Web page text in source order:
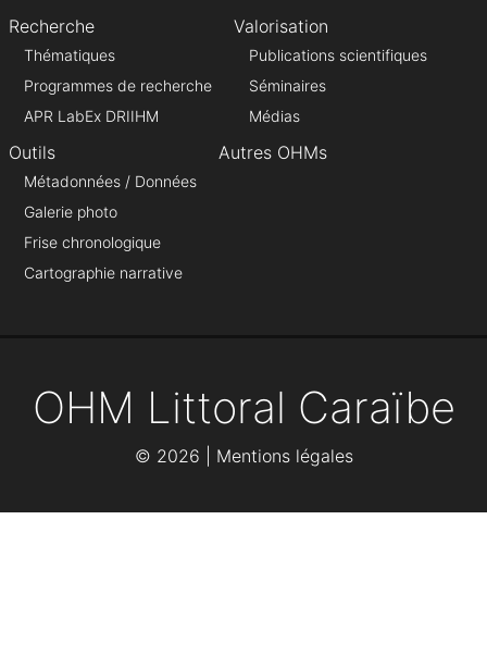
Recherche
Thématiques
Programmes de recherche
APR LabEx DRIIHM
Valorisation
Publications scientifiques
Séminaires
Médias
Outils
Métadonnées / Données
Galerie photo
Frise chronologique
Cartographie narrative
Autres OHMs
OHM Littoral Caraïbe
© 2026 | Mentions légales